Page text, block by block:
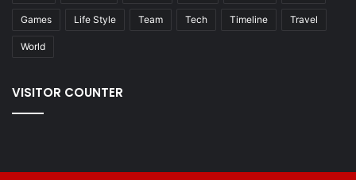
Games Life Style Team Tech Timeline Travel
World
VISITOR COUNTER